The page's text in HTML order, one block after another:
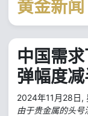
黄金新闻
中国需
弹幅度
2024年11月28日,
由于贵金属的头